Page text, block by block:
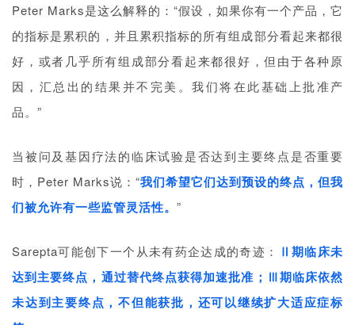
Peter Marks是这么解释的：“假设，如果你有一个产品，它
的指标是累积的，并且累积指标的所有组成部分看起来都很
好，或者几乎所有组成部分看起来都很好，但由于各种原
因，汇总出的结果并不完美。我们将在此基础上批准产
品。”
当被问及基因疗法的临床试验是否达到主要终点是否重要
时，Peter Marks说：“我们希望它们达到预设的终点，但我
们被允许有一些监管灵活性。 ”
Sarepta可能创下一个从未有药企达成的奇迹： Ⅱ期临床未
达到主要终点，通过替代终点获得加速批准；Ⅲ期临床依然
未达到主要终点，不但能获批，还可以继续扩大适应症标